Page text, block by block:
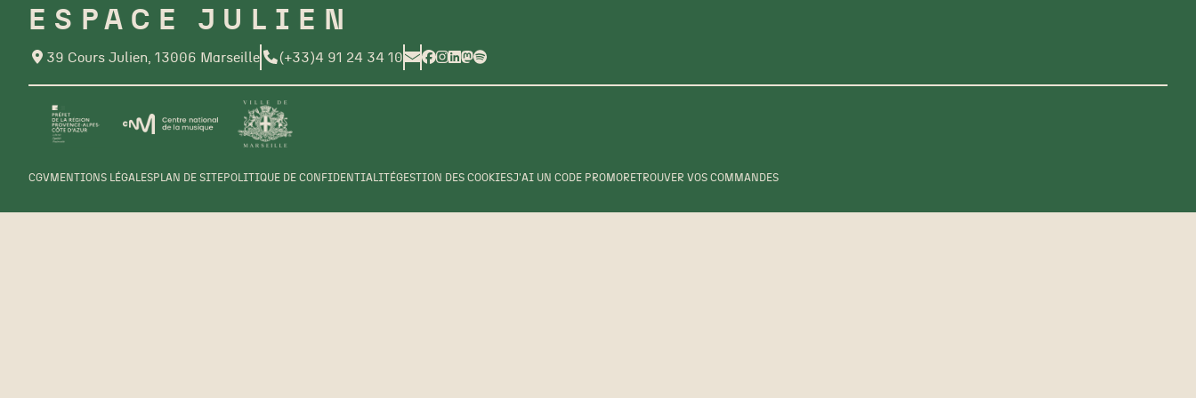
ESPACE JULIEN
39 Cours Julien, 13006 Marseille (+33)4 91 24 34 10
CGVMENTIONS LÉGALESPLAN DE SITEPOLITIQUE DE CONFIDENTIALITÉGESTION DES COOKIESJ'AI UN CODE PROMORETROUVER VOS COMMANDES